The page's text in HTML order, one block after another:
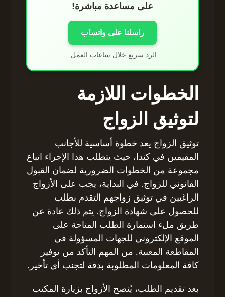
على مساعدة مباشرة!
راسلنا على واتساب
الرد سريع خلال ساعات العمل.
الخطوات اللازمة
لتوثيق الزواج
توثيق الزواج يعد خطوة أساسية للأجانب
المقيمين في كندا، حيث يتطلب هذا الإجراء اتباع
مجموعة من الخطوات الضرورية لضمان القبول
القانوني للزواج. في البداية، يجب على الأزواج
الراغبين في توثيق زواجهم التقدم بطلب
للحصول على شهادة الزواج. يتم ذلك عادة عن
طريق ملء استمارة الطلب المتاحة على
الموقع الإلكتروني للجهات المسؤولة في
المقاطعة المعنية. من المهم التأكد من توفير
كافة المعلومات المطلوبة بدقة لتجنب أي تأخير.
بعد تقديم الطلب، يُنصح الأزواج بزيارة المكتب